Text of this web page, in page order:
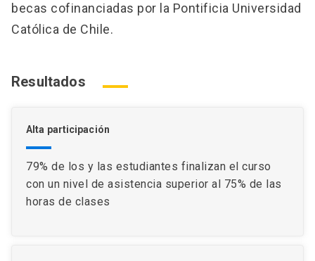
becas cofinanciadas por la Pontificia Universidad
Católica de Chile.
Resultados
Alta participación
79% de los y las estudiantes finalizan el curso
con un nivel de asistencia superior al 75% de las
horas de clases